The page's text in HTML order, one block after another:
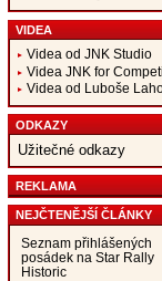
VIDEA
Videa od JNK Studio
Videa JNK for
Videa od Luboše
ODKAZY
Užitečné odkazy
REKLAMA
NEJČTENĚJŠÍ ČLÁNKY
Seznam přihlášených
posádek na Star Rally
Historic